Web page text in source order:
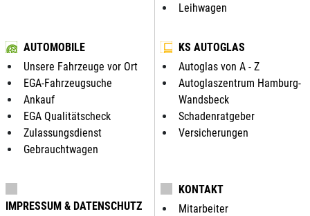
Leihwagen
AUTOMOBILE
Unsere Fahrzeuge vor Ort
EGA-Fahrzeugsuche
Ankauf
EGA Qualitätscheck
Zulassungsdienst
Gebrauchtwagen
KS AUTOGLAS
Autoglas von A - Z
Autoglaszentrum Hamburg-
Wandsbeck
Schadenratgeber
Versicherungen
IMPRESSUM & DATENSCHUTZ
KONTAKT
Mitarbeiter